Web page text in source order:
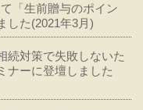
「生前贈与のポイン
した(2021年3月)
続対策で失敗しないた
ナーに登壇しました